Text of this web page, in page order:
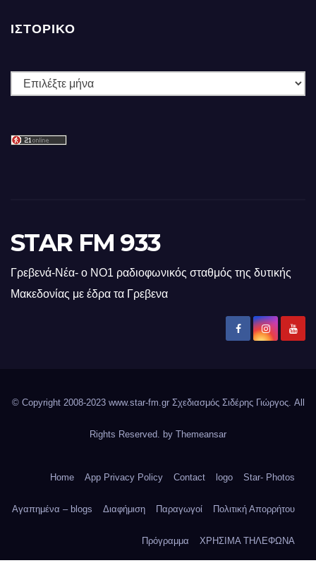
ΙΣΤΟΡΙΚΌ
Ιστορικό
STAR FM 933
Γρεβενά-Νέα- ο ΝΟ1 ραδιοφωνικός σταθμός της δυτικής
Μακεδονίας με έδρα τα Γρεβενα
© Copyright 2008-2023 www.star-fm.gr Σχεδιασμός Σιδέρης Γιώργος. All
Rights Reserved. by Themeansar
Home App Privacy Policy Contact logo Star- Photos
Αγαπημένα – blogs Διαφήμιση Παραγωγοί Πολιτική Απορρήτου
Πρόγραμμα ΧΡΗΣΙΜΑ ΤΗΛΕΦΩΝΑ